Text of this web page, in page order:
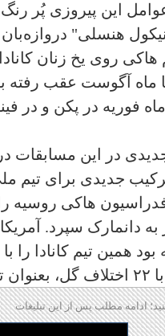
این پیروزی پُر
هاکی روی یخ زنان
جدیدی در این مسابقات
جدیدی برای تیم
هاکی روسیه
را با ۱۰ کشور به دانمارک
ادامه مطلب پس از این تبلیغات